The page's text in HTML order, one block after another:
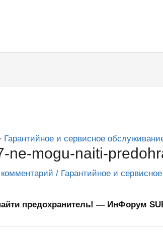
Гарантийное и сервисное
ne-mogu-naiti-
/ Гарантийное и
предохранитель! — ИнФорум